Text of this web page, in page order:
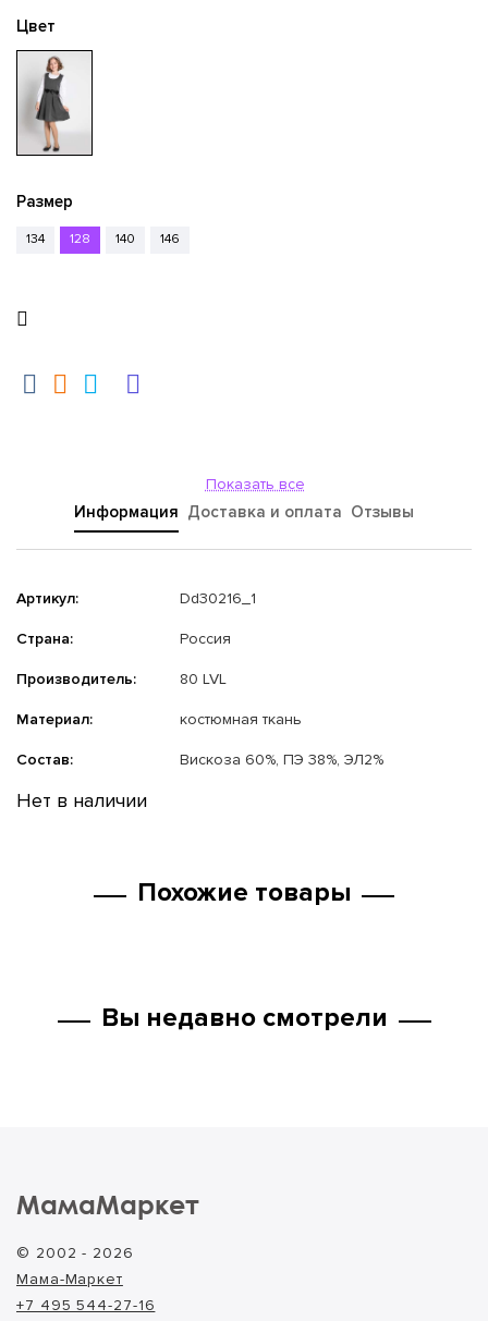
Цвет
Размер
134 128 140 146
Показать все
Информация Доставка и оплата Отзывы
Артикул: Dd30216_1
Страна: Россия
Производитель: 80 LVL
Материал: костюмная ткань
Состав: Вискоза 60%, ПЭ 38%, ЭЛ2%
Нет в наличии
Похожие товары
Вы недавно смотрели
МамаМаркет
© 2002 - 2026
Мама-Маркет
+7 495 544-27-16